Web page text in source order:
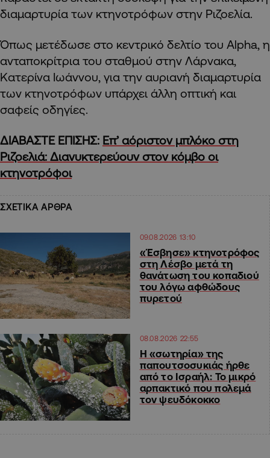
διαμαρτυρία των κτηνοτρόφων στην Ριζοελία.
Όπως μετέδωσε στο κεντρικό δελτίο του Alpha, η
ανταποκρίτρια του σταθμού στην Λάρνακα,
Κατερίνα Ιωάννου, για την αυριανή διαμαρτυρία
των κτηνοτρόφων υπάρχει άλλη οπτική και
σαφείς οδηγίες.
ΔΙΑΒΑΣΤΕ ΕΠΙΣΗΣ: Επ’ αόριστον μπλόκο στη
Ριζοελιά: Διανυκτερεύουν στον κόμβο οι
κτηνοτρόφοι
ΣΧΕΤΙΚΑ ΑΡΘΡΑ
09.08.2026 13:10
«Έσβησε» κτηνοτρόφος
στη Λέσβο μετά τη
θανάτωση του κοπαδιού
του λόγω αφθώδους
πυρετού
08.08.2026 22:55
Η «σωτηρία» της
παπουτσοσυκιάς ήρθε
από το Ισραήλ: Το μικρό
αρπακτικό που πολεμά
τον ψευδόκοκκο